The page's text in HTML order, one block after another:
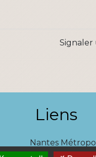
Liens
Nantes
Pôle Erdre et